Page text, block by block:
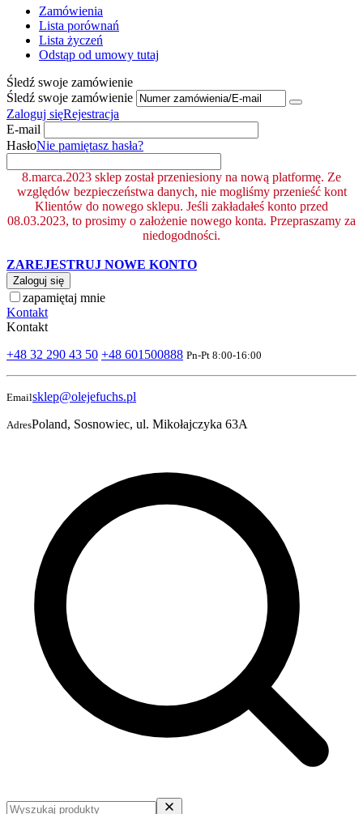
Zamówienia
Lista porównań
Lista życzeń
Odstąp od umowy tutaj
Śledź swoje zamówienie
Śledź swoje zamówienie
Zaloguj sięRejestracja
E-mail
HasłoNie pamiętasz hasła?
8.marca.2023 sklep został przeniesiony na nową platformę. Ze
względów bezpieczeństwa danych, nie mogliśmy przenieść kont
Klientów do nowego sklepu. Jeśli zakładałeś konto przed
08.03.2023, to prosimy o założenie nowego konta. Przepraszamy za
niedogodności.
ZAREJESTRUJ NOWE KONTO
Zaloguj się
zapamiętaj mnie
Kontakt
Kontakt
+48 32 290 43 50 +48 601500888 Pn-Pt 8:00-16:00
Emailsklep@olejefuchs.pl
AdresPoland, Sosnowiec, ul. Mikołajczyka 63A